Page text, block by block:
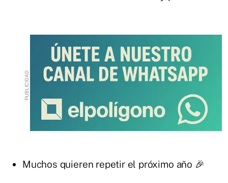
Muchos quieren repetir el próximo año 🎉